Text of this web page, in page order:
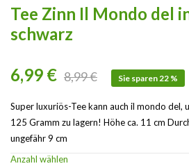
Tee Zinn Il Mondo del
schwarz
6,99 € 8,99 € Sie sparen 22 %
Super luxuriös-Tee kann auch il mondo del,
125 Gramm zu lagern! Höhe ca. 11 cm
ungefähr 9 cm
Anzahl wählen